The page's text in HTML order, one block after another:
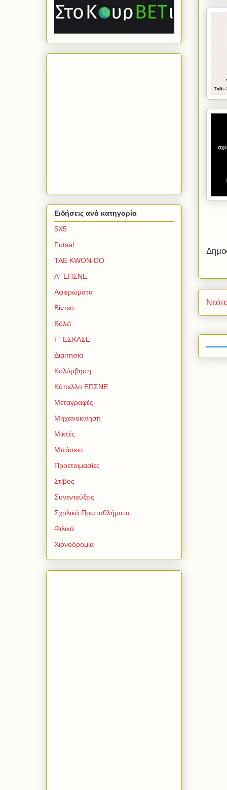
Ειδήσεις ανά κατηγορία
5Χ5
Futsal
TAE KWON-DO
Α΄ ΕΠΣΝΕ
Αφιερώματα
Βίντεο
Βόλεϊ
Γ΄ ΕΣΚΑΣΕ
Διαιτησία
Κολύμβηση
Κύπελλο ΕΠΣΝΕ
Μεταγραφές
Μηχανοκίνηση
Μικτές
Μπάσκετ
Προετοιμασίες
Στίβος
Συνεντεύξεις
Σχολικά Πρωταθλήματα
Φιλικά
Χιονοδρομία